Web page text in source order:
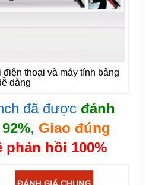
thoại và máy tính bảng
dàng
đã được đánh
, Giao đúng
phản hồi 100%